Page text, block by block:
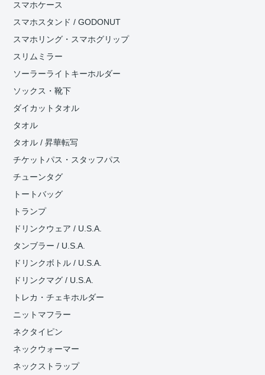
スマホケース
スマホスタンド / GODONUT
スマホリング・スマホグリップ
スリムミラー
ソーラーライトキーホルダー
ソックス・靴下
ダイカットタオル
タオル
タオル / 昇華転写
チケットパス・スタッフパス
チューンタグ
トートバッグ
トランプ
ドリンクウェア / U.S.A.
タンブラー / U.S.A.
ドリンクボトル / U.S.A.
ドリンクマグ / U.S.A.
トレカ・チェキホルダー
ニットマフラー
ネクタイピン
ネックウォーマー
ネックストラップ